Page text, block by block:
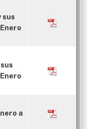
sus
a